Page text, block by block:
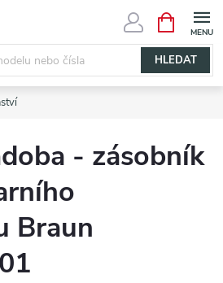
HLEDAT
NÁKUPNÍ
KOŠÍK
- zásobník
Braun